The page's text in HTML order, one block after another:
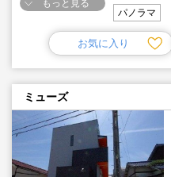
もっと見る
パノラマ
お気に入り
ミューズ